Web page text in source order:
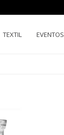
TEXTIL EVENTOS